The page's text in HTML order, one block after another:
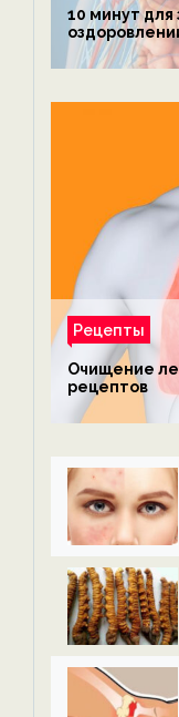
10 минут для
Рецепты
Очищение
рецептов